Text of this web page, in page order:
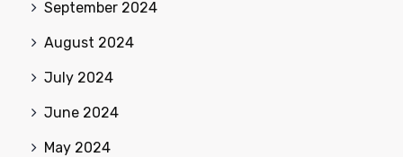
September 2024
August 2024
July 2024
June 2024
May 2024